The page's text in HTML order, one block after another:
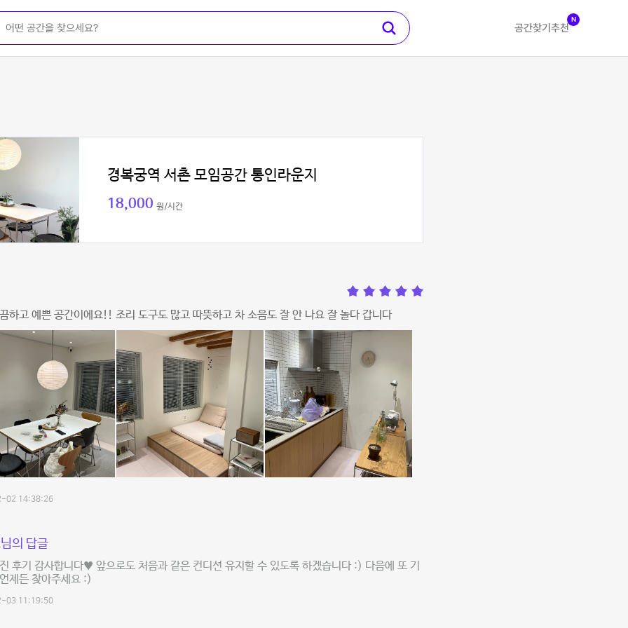
공간찾기 추천
N
경복궁역 서촌 모임공간 통인라운지
18,000 원/시간
하고 예쁜 공간이에요!! 조리 도구도 많고 따뜻하고 차 소음도 잘 안 나요 잘 놀다 갑니다
02 14:38:26
의 답글
후기 감사합니다♥ 앞으로도 처음과 같은 컨디션 유지할 수 있도록 하겠습니다 :) 다음에 또 기
제든 찾아주세요 :)
03 11:19:50